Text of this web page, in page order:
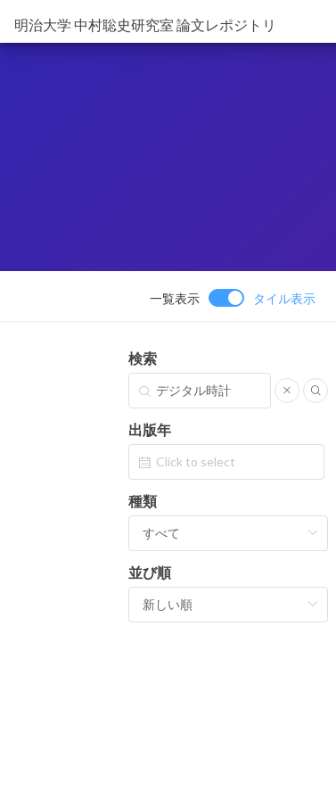
明治大学 中村聡史研究室 論文レポジトリ
一覧表示 タイル表示
検索
出版年
種類
並び順